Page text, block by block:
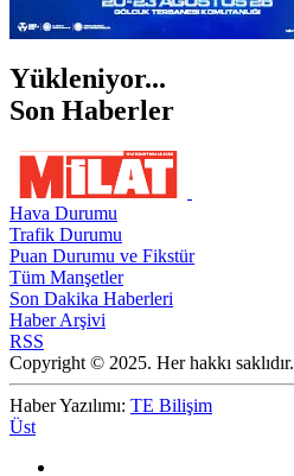
Yükleniyor...
Son Haberler
Hava Durumu
Trafik Durumu
Puan Durumu ve Fikstür
Tüm Manşetler
Son Dakika Haberleri
Haber Arşivi
RSS
Copyright © 2025. Her hakkı saklıdır.
Haber Yazılımı: TE Bilişim
Üst